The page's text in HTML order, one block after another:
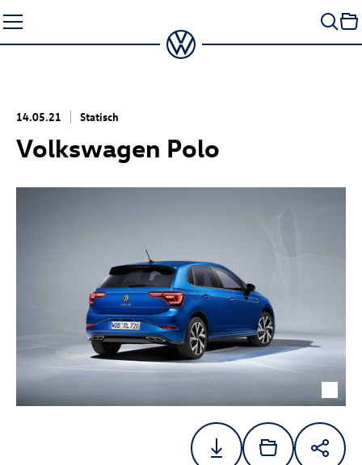
Seiteninhalt
springen
14.05.21 Statisch
Volkswagen Polo